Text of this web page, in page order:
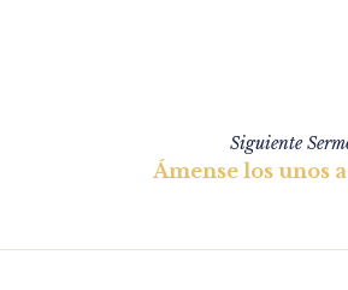
Siguiente
Ámense los unos